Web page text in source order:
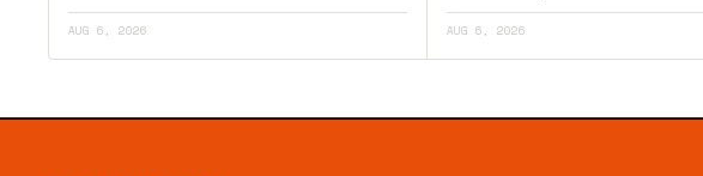
AUG 6, 2026 AUG 6, 2026